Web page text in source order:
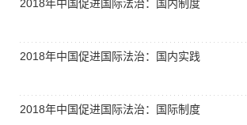
2018年中国促进国际法治：国内制度
2018年中国促进国际法治：国内实践
2018年中国促进国际法治：国际制度